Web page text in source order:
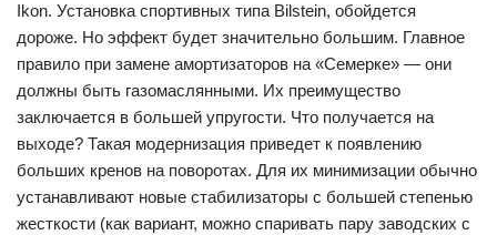
Ikon. Установка спортивных типа Bilstein, обойдется
дороже. Но эффект будет значительно большим. Главное
правило при замене амортизаторов на «Семерке» — они
должны быть газомаслянными. Их преимущество
заключается в большей упругости. Что получается на
выходе? Такая модернизация приведет к появлению
больших кренов на поворотах. Для их минимизации обычно
устанавливают новые стабилизаторы с большей степенью
жесткости (как вариант, можно спаривать пару заводских с